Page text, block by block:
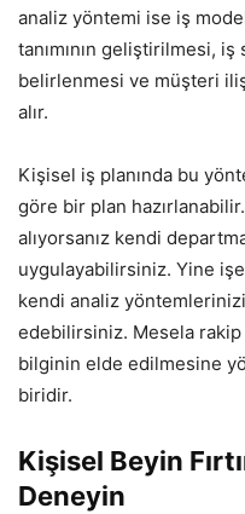
analiz yöntemi ise iş
tanımının geliştirilmesi,
belirlenmesi ve müşteri
alır.
Kişisel iş planında bu
göre bir plan
alıyorsanız kendi
uygulayabilirsiniz. Yine
kendi analiz
edebilirsiniz. Mesela
bilginin elde edilmesine
biridir.
Kişisel Beyin
Deneyin